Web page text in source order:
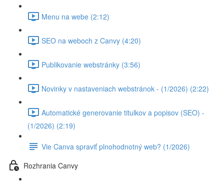
Menu na webe (2:12)
SEO na weboch z Canvy (4:20)
Publikovanie webstránky (3:56)
Novinky v nastaveniach webstránok - (1/2026) (2:22)
Automatické generovanie titulkov a popisov (SEO) -
(1/2026) (2:19)
Vie Canva spraviť plnohodnotný web? (1/2026)
Rozhrania Canvy